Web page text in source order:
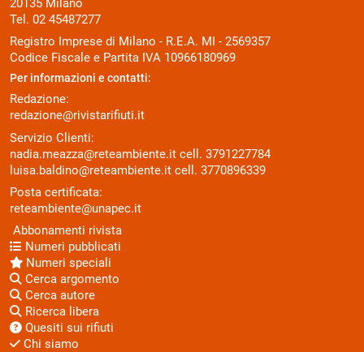
20135 Milano
Tel. 02 45487277
Registro Imprese di Milano - R.E.A. MI - 2569357
Codice Fiscale e Partita IVA 10966180969
Per informazioni e contatti:
Redazione:
redazione@rivistarifiuti.it
Servizio Clienti:
nadia.meazza@reteambiente.it cell. 3791227784
luisa.baldino@reteambiente.it cell. 3770896339
Posta certificata:
reteambiente@unapec.it
Abbonamenti rivista
Numeri pubblicati
Numeri speciali
Cerca argomento
Cerca autore
Ricerca libera
Quesiti sui rifiuti
Chi siamo